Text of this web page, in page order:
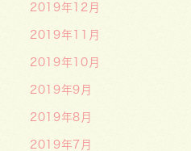
2019年12月
2019年11月
2019年10月
2019年9月
2019年8月
2019年7月